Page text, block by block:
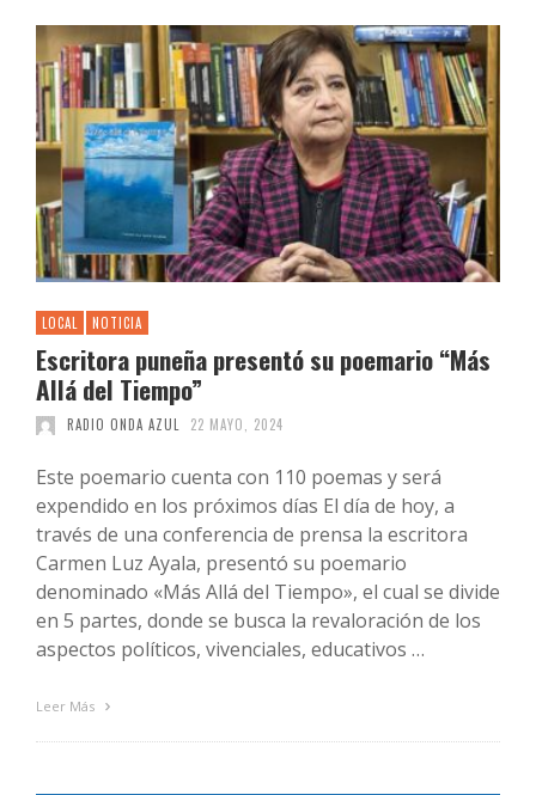
LOCAL NOTICIA
Escritora puneña presentó su poemario “Más
Allá del Tiempo”
RADIO ONDA AZUL 22 MAYO, 2024
Este poemario cuenta con 110 poemas y será
expendido en los próximos días El día de hoy, a
través de una conferencia de prensa la escritora
Carmen Luz Ayala, presentó su poemario
denominado «Más Allá del Tiempo», el cual se divide
en 5 partes, donde se busca la revaloración de los
aspectos políticos, vivenciales, educativos …
Leer Más